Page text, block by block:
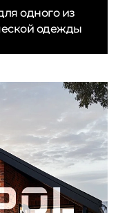
одного из
одежды